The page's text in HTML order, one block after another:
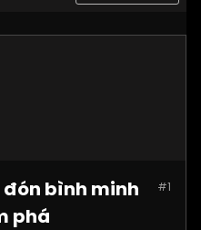
#1
đón bình minh
phá